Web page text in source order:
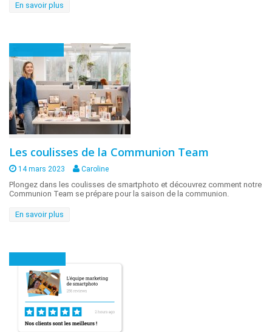
En savoir plus
Les coulisses de la Communion Team
14 mars 2023 Caroline
Plongez dans les coulisses de smartphoto et découvrez comment notre
Communion Team se prépare pour la saison de la communion.
En savoir plus